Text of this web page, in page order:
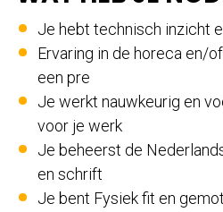
Je hebt technisch inzicht
Ervaring in de horeca en/
een pre
Je werkt nauwkeurig en
voor je werk
Je beheerst de
en schrift
Je bent Fysiek fit en